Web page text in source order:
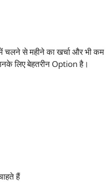
चलने से महीने का खर्चा और भी कम
लिए बेहतरीन Option है।
हैं